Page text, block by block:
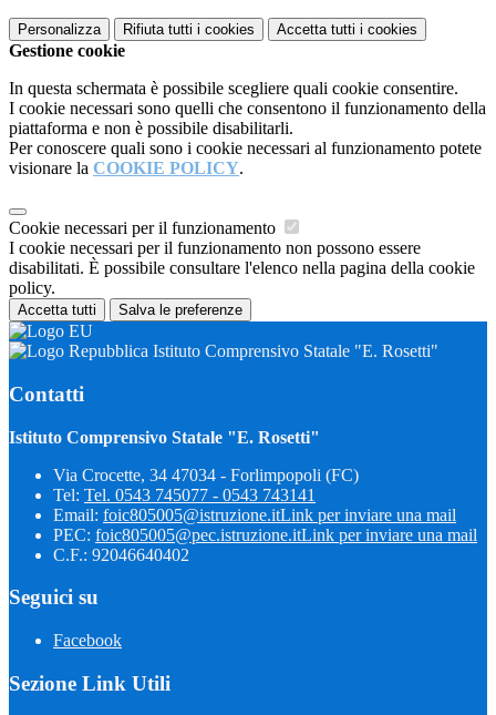
Personalizza Rifiuta tutti i cookies Accetta tutti i cookies
Gestione cookie
In questa schermata è possibile scegliere quali cookie consentire.
I cookie necessari sono quelli che consentono il funzionamento della
piattaforma e non è possibile disabilitarli.
Per conoscere quali sono i cookie necessari al funzionamento potete
visionare la COOKIE POLICY.
Cookie necessari per il funzionamento
I cookie necessari per il funzionamento non possono essere
disabilitati. È possibile consultare l'elenco nella pagina della cookie
policy.
Accetta tutti Salva le preferenze
Istituto Comprensivo Statale "E. Rosetti"
Contatti
Istituto Comprensivo Statale "E. Rosetti"
Via Crocette, 34 47034 - Forlimpopoli (FC)
Tel: Tel. 0543 745077 - 0543 743141
Email: foic805005@istruzione.itLink per inviare una mail
PEC: foic805005@pec.istruzione.itLink per inviare una mail
C.F.: 92046640402
Seguici su
Facebook
Sezione Link Utili